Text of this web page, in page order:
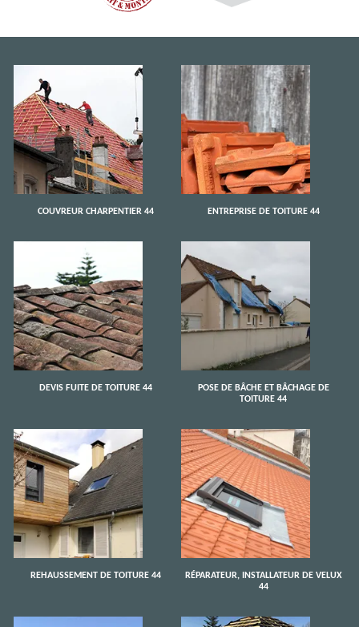
COUVREUR CHARPENTIER 44 ENTREPRISE DE TOITURE 44
DEVIS FUITE DE TOITURE 44
POSE DE BÂCHE ET BÂCHAGE DE
TOITURE 44
REHAUSSEMENT DE TOITURE 44
RÉPARATEUR, INSTALLATEUR DE VELUX
44